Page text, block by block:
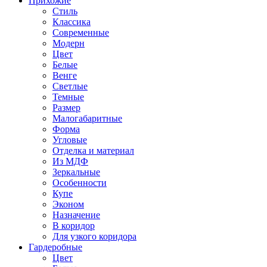
Стиль
Классика
Современные
Модерн
Цвет
Белые
Венге
Светлые
Темные
Размер
Малогабаритные
Форма
Угловые
Отделка и материал
Из МДФ
Зеркальные
Особенности
Купе
Эконом
Назначение
В коридор
Для узкого коридора
Гардеробные
Цвет